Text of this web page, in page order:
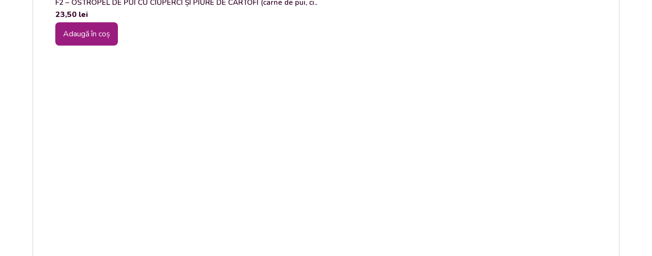
F2 – OSTROPEL DE PUI CU CIUPERCI ȘI PIURE DE CARTOFI (carne de pui, ci..
23,50 lei
Adaugă în coș